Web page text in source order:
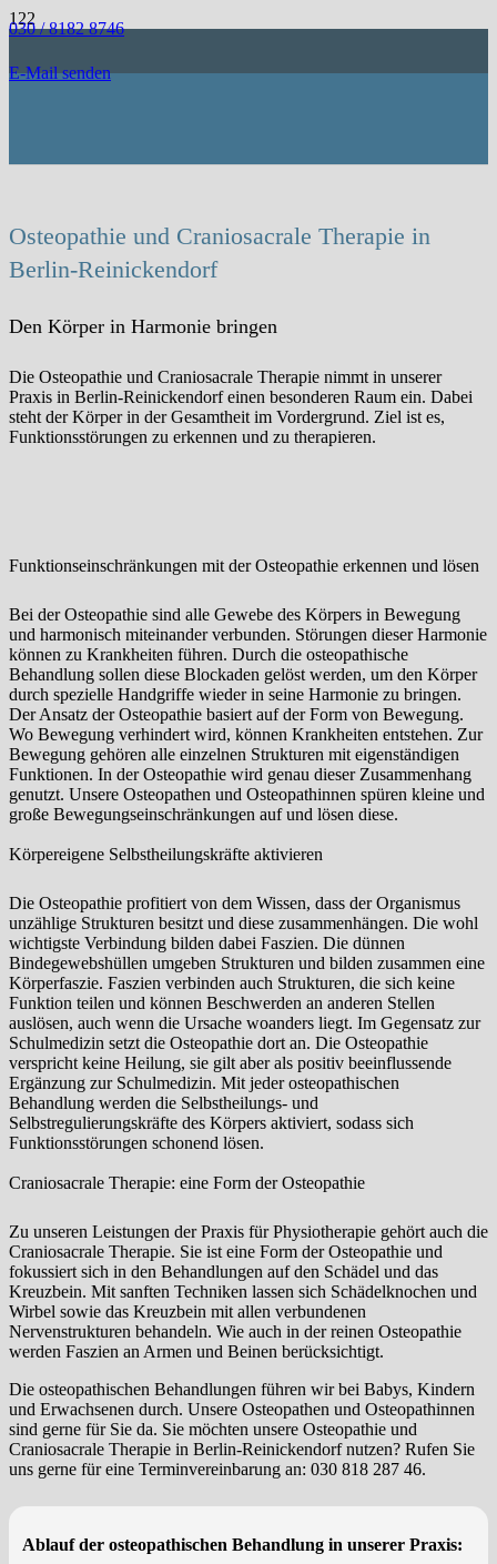
030 / 8182 8746
E-Mail senden
Osteopathie und Craniosacrale Therapie in
Berlin-Reinickendorf
Den Körper in Harmonie bringen
Die Osteopathie und Craniosacrale Therapie nimmt in unserer
Praxis in Berlin-Reinickendorf einen besonderen Raum ein. Dabei
steht der Körper in der Gesamtheit im Vordergrund. Ziel ist es,
Funktionsstörungen zu erkennen und zu therapieren.
Funktionseinschränkungen mit der Osteopathie erkennen und lösen
Bei der Osteopathie sind alle Gewebe des Körpers in Bewegung
und harmonisch miteinander verbunden. Störungen dieser Harmonie
können zu Krankheiten führen. Durch die osteopathische
Behandlung sollen diese Blockaden gelöst werden, um den Körper
durch spezielle Handgriffe wieder in seine Harmonie zu bringen.
Der Ansatz der Osteopathie basiert auf der Form von Bewegung.
Wo Bewegung verhindert wird, können Krankheiten entstehen. Zur
Bewegung gehören alle einzelnen Strukturen mit eigenständigen
Funktionen. In der Osteopathie wird genau dieser Zusammenhang
genutzt. Unsere Osteopathen und Osteopathinnen spüren kleine und
große Bewegungseinschränkungen auf und lösen diese.
Körpereigene Selbstheilungskräfte aktivieren
Die Osteopathie profitiert von dem Wissen, dass der Organismus
unzählige Strukturen besitzt und diese zusammenhängen. Die wohl
wichtigste Verbindung bilden dabei Faszien. Die dünnen
Bindegewebshüllen umgeben Strukturen und bilden zusammen eine
Körperfaszie. Faszien verbinden auch Strukturen, die sich keine
Funktion teilen und können Beschwerden an anderen Stellen
auslösen, auch wenn die Ursache woanders liegt. Im Gegensatz zur
Schulmedizin setzt die Osteopathie dort an. Die Osteopathie
verspricht keine Heilung, sie gilt aber als positiv beeinflussende
Ergänzung zur Schulmedizin. Mit jeder osteopathischen
Behandlung werden die Selbstheilungs- und
Selbstregulierungskräfte des Körpers aktiviert, sodass sich
Funktionsstörungen schonend lösen.
Craniosacrale Therapie: eine Form der Osteopathie
Zu unseren Leistungen der Praxis für Physiotherapie gehört auch die
Craniosacrale Therapie. Sie ist eine Form der Osteopathie und
fokussiert sich in den Behandlungen auf den Schädel und das
Kreuzbein. Mit sanften Techniken lassen sich Schädelknochen und
Wirbel sowie das Kreuzbein mit allen verbundenen
Nervenstrukturen behandeln. Wie auch in der reinen Osteopathie
werden Faszien an Armen und Beinen berücksichtigt.
Die osteopathischen Behandlungen führen wir bei Babys, Kindern
und Erwachsenen durch. Unsere Osteopathen und Osteopathinnen
sind gerne für Sie da. Sie möchten unsere Osteopathie und
Craniosacrale Therapie in Berlin-Reinickendorf nutzen? Rufen Sie
uns gerne für eine Terminvereinbarung an: 030 818 287 46.
Ablauf der osteopathischen Behandlung in unserer Praxis: